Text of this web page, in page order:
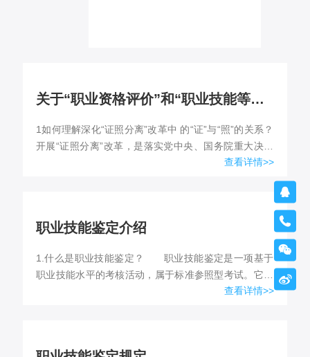
关于“职业资格评价”和“职业技能等级认定”，这八个问题要搞懂！
1如何理解深化“证照分离”改革中 的“证”与“照”的关系？
开展“证照分离”改革，是落实党中央、国务院重大决策
部署，深化“放管服”改革、优化营商环境的重要举
查看详情>>
职业技能鉴定介绍
1.什么是职业技能鉴定？ 职业技能鉴定是一项基于
职业技能水平的考核活动，属于标准参照型考试。它是
查看详情>>



